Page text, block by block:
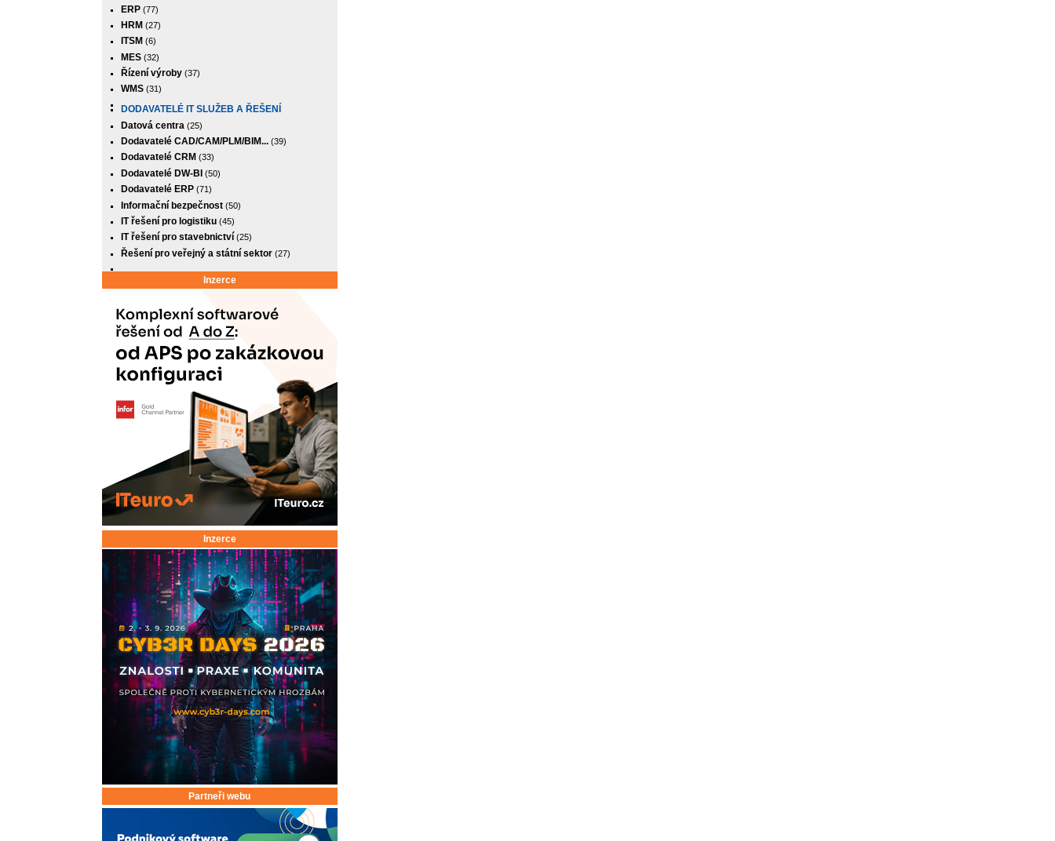
ERP(77)
HRM (27)
ITSM (6)
MES(32)
Řízení výroby(37)
WMS(31)
DODAVATELÉ IT SLUŽEB A ŘEŠENÍ
Datová centra (25)
Dodavatelé CAD/CAM/PLM/BIM...(39)
Dodavatelé CRM (33)
Dodavatelé DW-BI (50)
Dodavatelé ERP(71)
Informační bezpečnost(50)
IT řešení pro logistiku(45)
IT řešení pro stavebnictví(25)
Řešení pro veřejný a státní sektor(27)
Inzerce
Inzerce
Partneři webu